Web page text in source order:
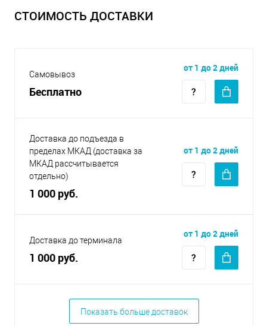
СТОИМОСТЬ ДОСТАВКИ
Самовывоз
Бесплатно
от 1 до 2 дней
Доставка до подъезда в
пределах МКАД (доставка за
МКАД рассчитывается
отдельно)
1 000 руб.
от 1 до 2 дней
Доставка до терминала
1 000 руб.
от 1 до 2 дней
Показать больше доставок